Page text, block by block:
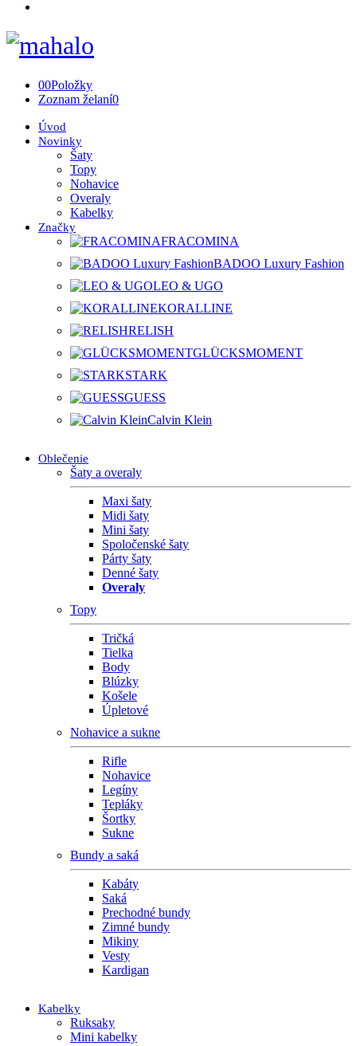
00Položky
Zoznam želaní0
Úvod
Novinky
Šaty
Topy
Nohavice
Overaly
Kabelky
Značky
FRACOMINA
BADOO Luxury Fashion
LEO & UGO
KORALLINE
RELISH
GLÜCKSMOMENT
STARK
GUESS
Calvin Klein
Oblečenie
Šaty a overaly
Maxi šaty
Midi šaty
Mini šaty
Spoločenské šaty
Párty šaty
Denné šaty
Overaly
Topy
Tričká
Tielka
Body
Blúzky
Košele
Úpletové
Nohavice a sukne
Rifle
Nohavice
Legíny
Tepláky
Šortky
Sukne
Bundy a saká
Kabáty
Saká
Prechodné bundy
Zimné bundy
Mikiny
Vesty
Kardigan
Kabelky
Ruksaky
Mini kabelky